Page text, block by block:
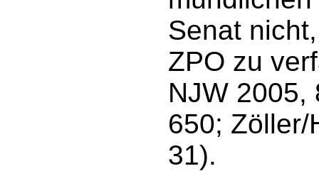
Senat
ZPO zu
NJW 2005,
650; Zöller/
31).